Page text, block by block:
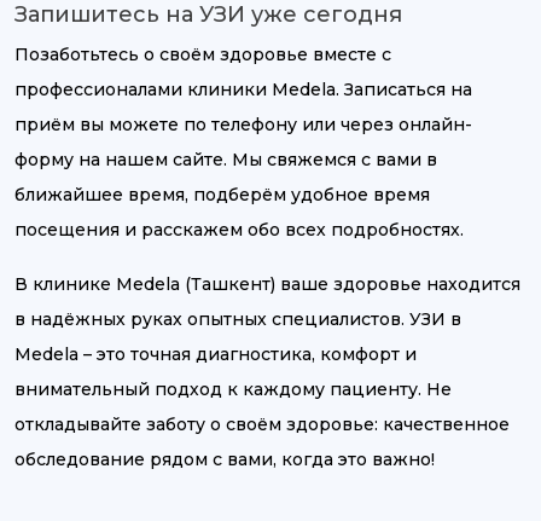
Запишитесь на УЗИ уже сегодня
Позаботьтесь о своём здоровье вместе с
профессионалами клиники Medela. Записаться на
приём вы можете по телефону или через онлайн-
форму на нашем сайте. Мы свяжемся с вами в
ближайшее время, подберём удобное время
посещения и расскажем обо всех подробностях.
В клинике Medela (Ташкент) ваше здоровье находится
в надёжных руках опытных специалистов. УЗИ в
Medela – это точная диагностика, комфорт и
внимательный подход к каждому пациенту. Не
откладывайте заботу о своём здоровье: качественное
обследование рядом с вами, когда это важно!